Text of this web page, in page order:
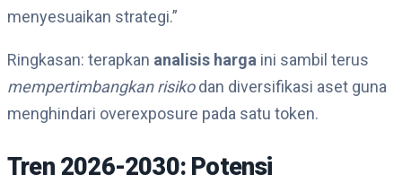
menyesuaikan strategi.”
Ringkasan: terapkan analisis harga ini sambil terus
mempertimbangkan risikodan diversifikasi aset guna
menghindari overexposure pada satu token.
Tren 2026-2030: Potensi